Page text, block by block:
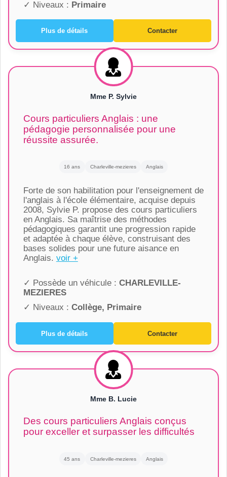
✓ Niveaux : Primaire
Plus de détails Contacter
Mme P. Sylvie
Cours particuliers Anglais : une
pédagogie personnalisée pour une
réussite assurée.
16 ans Charleville-mezieres Anglais
Forte de son habilitation pour l'enseignement de
l'anglais à l'école élémentaire, acquise depuis
2008, Sylvie P. propose des cours particuliers
en Anglais. Sa maîtrise des méthodes
pédagogiques garantit une progression rapide
et adaptée à chaque élève, construisant des
bases solides pour une future aisance en
Anglais. voir +
✓ Possède un véhicule : CHARLEVILLE-
MEZIERES
✓ Niveaux : Collège, Primaire
Plus de détails Contacter
Mme B. Lucie
Des cours particuliers Anglais conçus
pour exceller et surpasser les difficultés
45 ans Charleville-mezieres Anglais